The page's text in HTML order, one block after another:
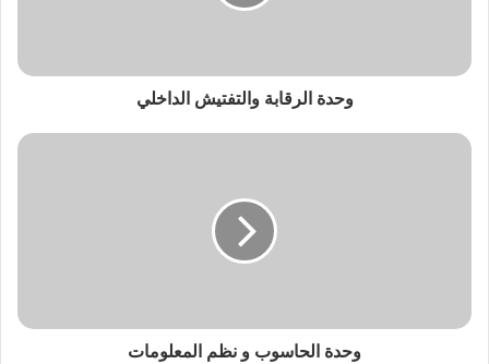
وحدة الرقابة والتفتيش الداخلي
وحدة الحاسوب و نظم المعلومات